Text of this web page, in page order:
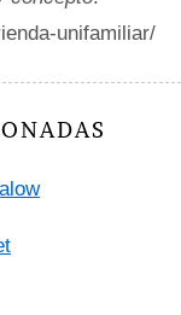
unifamiliar/